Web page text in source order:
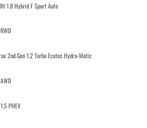
1.8 Hybrid F Sport Auto
2nd Gen 1.2 Turbo Ecotec Hydra-Matic
PHEV